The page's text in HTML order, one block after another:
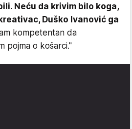
Neću da krivim bilo koga,
Duško Ivanović ga
kompetentan da
pojma o košarci."